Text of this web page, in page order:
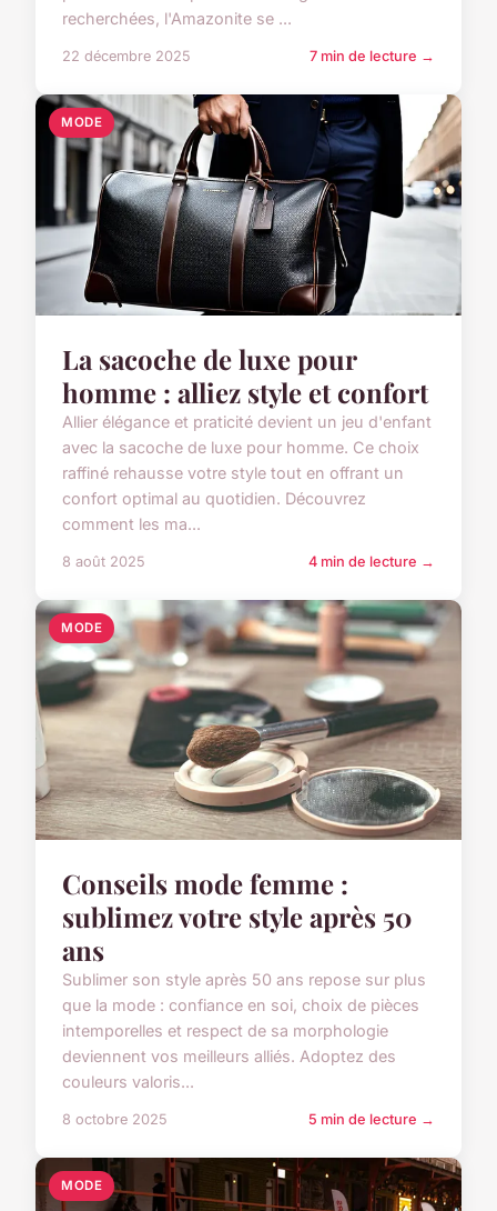
recherchées, l'Amazonite se ...
22 décembre 2025 7 min de lecture →
MODE
La sacoche de luxe pour
homme : alliez style et confort
Allier élégance et praticité devient un jeu d'enfant
avec la sacoche de luxe pour homme. Ce choix
raffiné rehausse votre style tout en offrant un
confort optimal au quotidien. Découvrez
comment les ma...
8 août 2025 4 min de lecture →
MODE
Conseils mode femme :
sublimez votre style après 50
ans
Sublimer son style après 50 ans repose sur plus
que la mode : confiance en soi, choix de pièces
intemporelles et respect de sa morphologie
deviennent vos meilleurs alliés. Adoptez des
couleurs valoris...
8 octobre 2025 5 min de lecture →
MODE